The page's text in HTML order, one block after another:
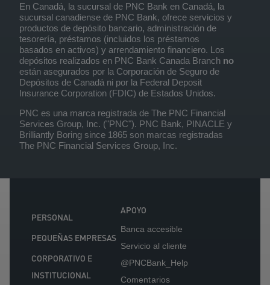
En Canadá, la sucursal de PNC Bank en Canadá, la
sucursal canadiense de PNC Bank, ofrece servicios y
productos de depósito bancario, administración de
tesorería, préstamos (incluidos los préstamos
basados en activos) y arrendamiento financiero. Los
depósitos realizados en PNC Bank Canada Branch no
están asegurados por la Corporación de Seguro de
Depósitos de Canadá ni por la Federal Deposit
Insurance Corporation (FDIC) de Estados Unidos.
PNC es una marca registrada de The PNC Financial
Services Group, Inc. ("PNC"). PNC Bank, PINACLE y
Brilliantly Boring since 1865 son marcas registradas
The PNC Financial Services Group, Inc.
PERSONAL
PEQUEÑAS EMPRESAS
CORPORATIVO E
INSTITUCIONAL
APOYO
Banca accesible
Servicio al cliente
@PNCBank_Help
Comentarios